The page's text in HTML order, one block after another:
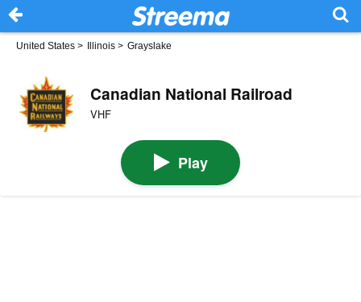
United States > Illinois > Grayslake
Canadian National Railroad
VHF
Play